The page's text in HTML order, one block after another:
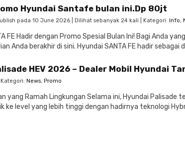
Hyundai Santafe bulan ini.Dp 80jt
pada 10 June 2026 | Dilihat sebanyak 24 kali | Kategori: Info,
FE Hadir dengan Promo Spesial Bulan Ini! ​Bagi Anda
berakhir di sini. Hyundai SANTA FE hadir sebagai
HEV 2026 – Dealer Mobil Hyundai
News, Promo
yang Ramah Lingkungan ​Selama ini, Hyundai
level yang lebih tinggi dengan hadirnya teknologi